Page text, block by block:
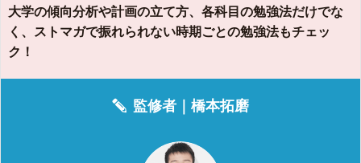
大学の傾向分析や計画の立て方、各科目の勉強法だけでな
く、ストマガで振れられない時期ごとの勉強法もチェッ
ク！
監修者｜橋本拓磨